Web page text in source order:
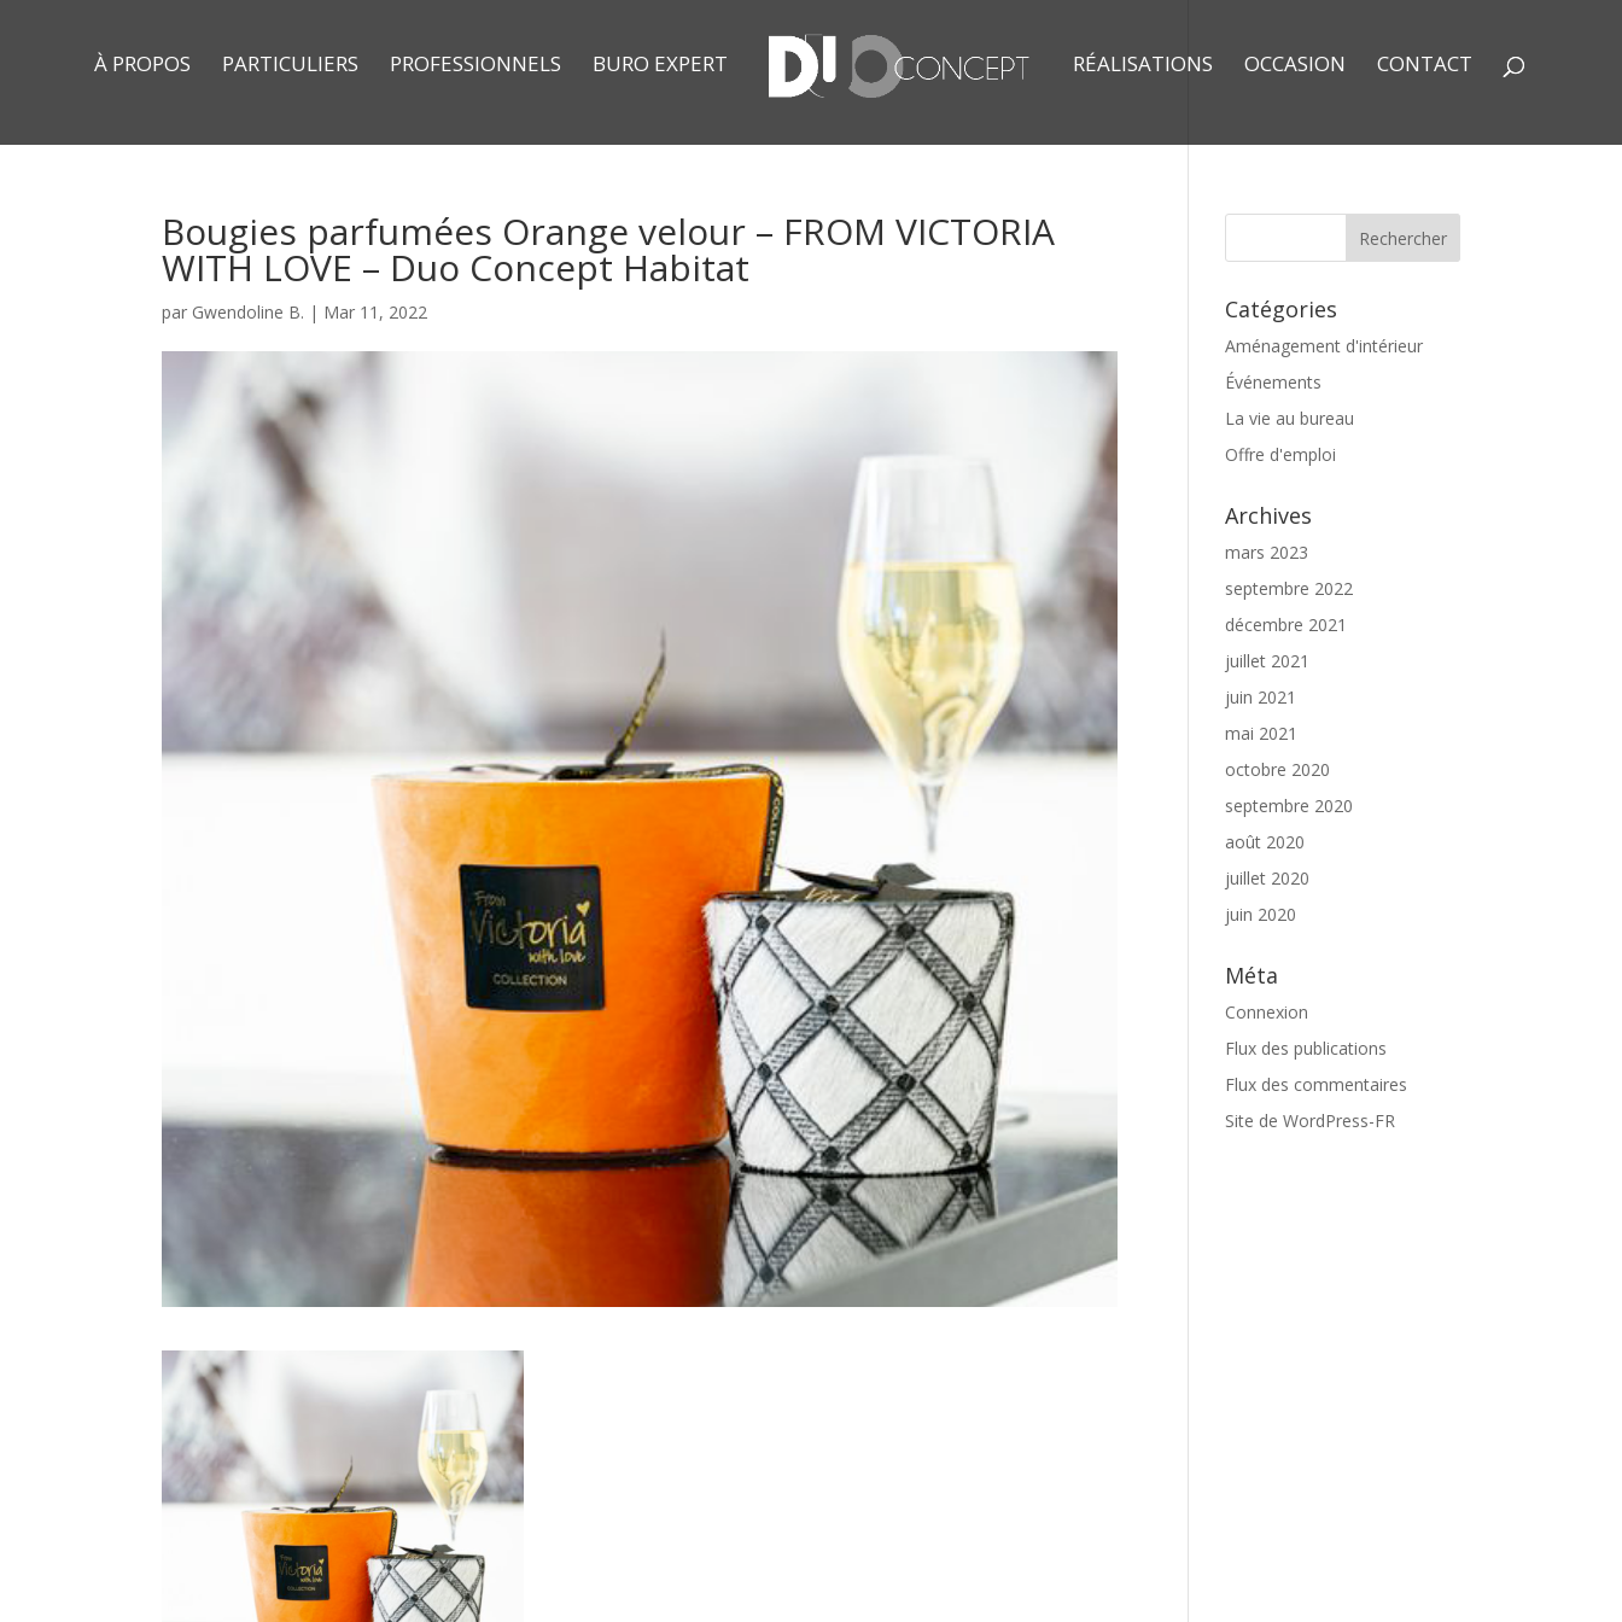
À PROPOS PARTICULIERS PROFESSIONNELS BURO EXPERT RÉALISATIONS OCCASION CONTACT
Bougies parfumées Orange velour – FROM VICTORIA
WITH LOVE – Duo Concept Habitat
par Gwendoline B. | Mar 11, 2022 Catégories
Aménagement d'intérieur
Événements
La vie au bureau
Offre d'emploi
Archives
mars 2023
septembre 2022
décembre 2021
juillet 2021
juin 2021
mai 2021
octobre 2020
septembre 2020
août 2020
juillet 2020
juin 2020
Méta
Connexion
Flux des publications
Flux des commentaires
Site de WordPress-FR